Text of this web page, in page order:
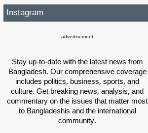
Instagram
advertisement
Stay up-to-date with the latest news from
Bangladesh. Our comprehensive coverage
includes politics, business, sports, and
culture. Get breaking news, analysis, and
commentary on the issues that matter most
to Bangladeshis and the international
community.